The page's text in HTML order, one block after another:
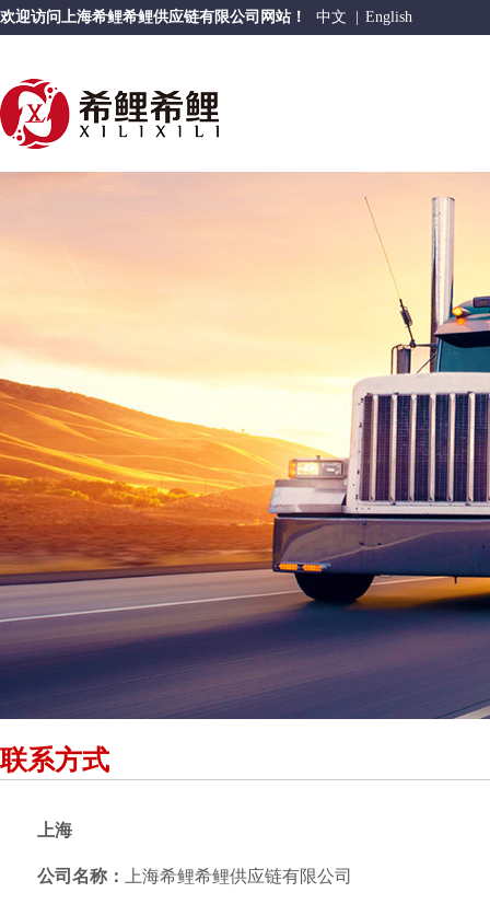
欢迎访问上海希鲤希鲤供应链有限公司网站！ 中文 English
联系方式
上海
公司名称： 上海希鲤希鲤供应链有限公司